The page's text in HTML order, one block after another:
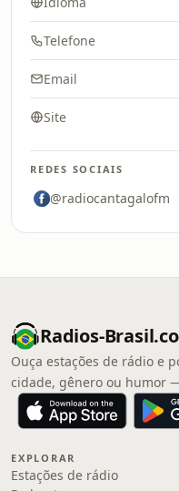
Telefone
Email
Site
REDES SOCIAIS
@radiocantagalofm
Radios-
Ouça estações de rádio e
cidade, gênero ou humor
EXPLORAR
Estações de rádio